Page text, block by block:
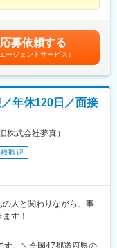
応募依頼する
エージェントサービス）
年休120日／面接
株式会社夢真）
歓迎
の人と関わりながら、事
す！
す。＼全国47都道府県の